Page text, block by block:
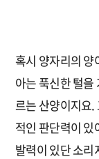
혹시 양자리의 양
아는 푹신한 털을
르는 산양이지요.
적인 판단력이 있
발력이 있단 소